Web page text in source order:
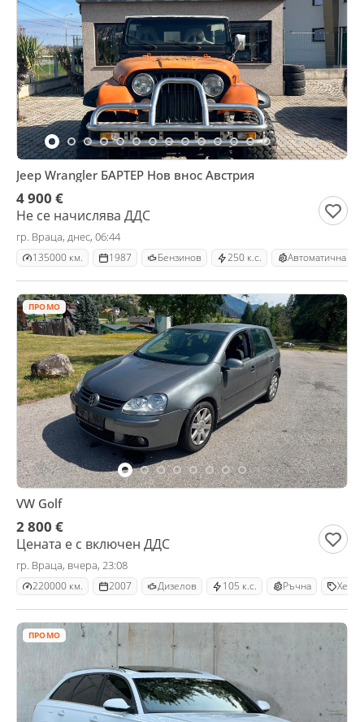
Jeep Wrangler БАРТЕР Нов внос Aвстрия
4 900 €
Не се начислява ДДС
гр. Враца, днес, 06:44
135000 км. 1987 Бензинов 250 к.с. Автоматична
ПРОМО
VW Golf
2 800 €
Цената е с включен ДДС
гр. Враца, вчера, 23:08
220000 км. 2007 Дизелов 105 к.с. Ръчна
ПРОМО